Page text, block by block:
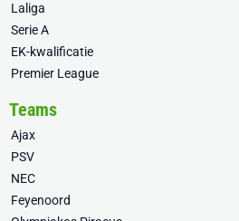
Laliga
Serie A
EK-kwalificatie
Premier League
Teams
Ajax
PSV
NEC
Feyenoord